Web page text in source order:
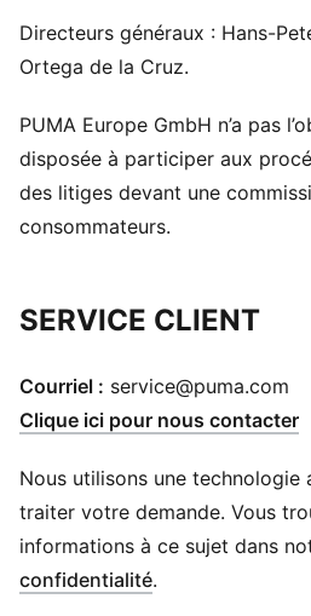
Directeurs généraux : Hans-
Ortega de la Cruz.
PUMA Europe GmbH n’a pas
disposée à participer aux
des litiges devant une
consommateurs.
SERVICE CLIENT
Courriel : service@puma.com
Clique ici pour nous contacter
Nous utilisons une technologie
traiter votre demande. Vous
informations à ce sujet dans
confidentialité.